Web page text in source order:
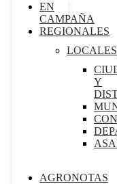
EN
CAMPAÑA
REGIONALES
LOCALES
Y
AGRONOTAS